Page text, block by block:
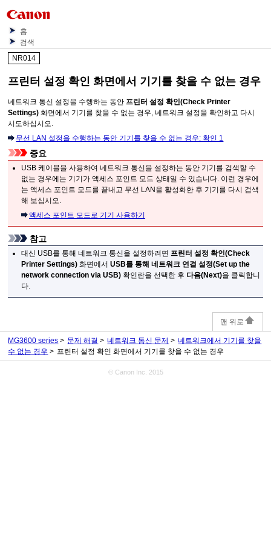
홈
검색
NR014
프린터 설정 확인 화면에서 기기 를 찾을 수 없는 경우
네트워크 통신 설정을 수행하는 동안프린터 설정 확인(Check Printer
Settings) 화면에서 기기 를 찾을 수 없는 경우, 네트워크 설정을 확인하고 다시
시도하십시오.
무선 LAN 설정을 수행하는 동안 기기를 찾을 수 없는 경우: 확인 1
중요
USB 케이블을 사용하여 네트워크 통신을 설정하는 동안 기기 를 검색할 수
없는 경우에는 기기 가 액세스 포인트 모드 상태일 수 있습니다. 이런 경우에
는 액세스 포인트 모드를 끝내고 무선 LAN을 활성화한 후 기기 를 다시 검색
해 보십시오.
액세스 포인트 모드로 기기 사용하기
참고
대신 USB를 통해 네트워크 통신을 설정하려면프린터 설정 확인(Check
Printer Settings) 화면에서USB를 통해 네트워크 연결 설정(Set up the
network connection via USB) 확인란을 선택한 후 다음(Next)을 클릭합니
다.
맨 위로
MG3600 series 문제 해결 네트워크 통신 문제
네트워크에서 기기를 찾을
수 없는 경우
프린터 설정 확인 화면에서 기기를 찾을 수 없는 경우
© Canon Inc. 2015